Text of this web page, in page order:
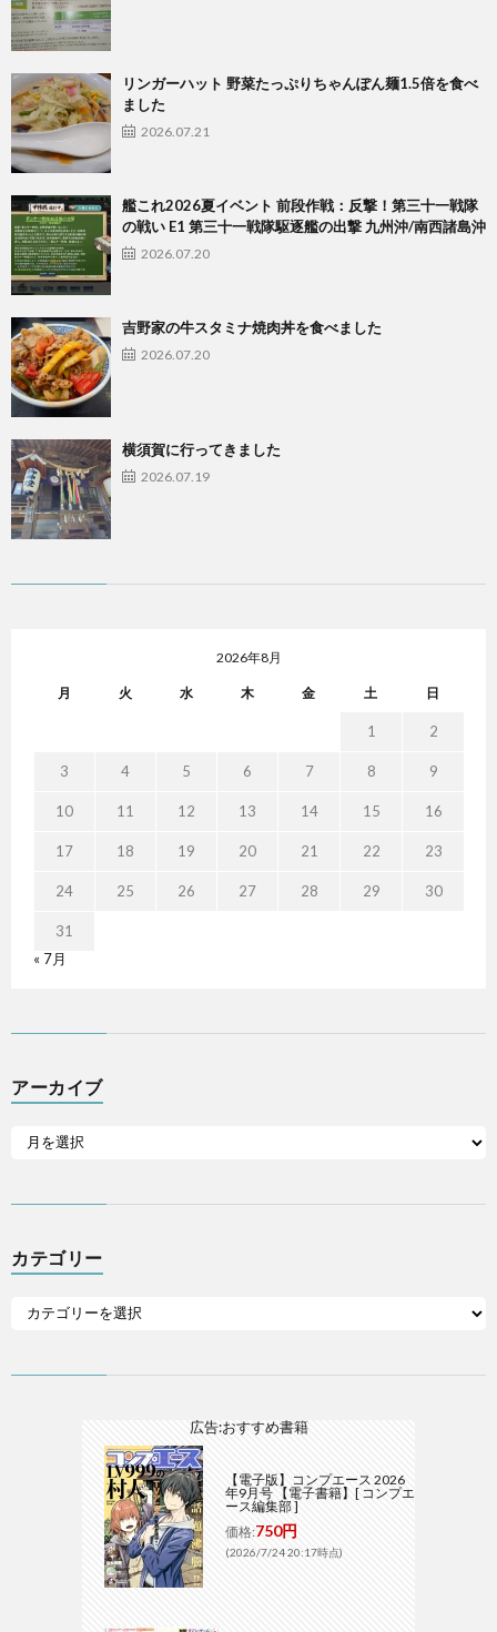
リンガーハット 野菜たっぷりちゃんぽん麺1.5倍を食べ
ました
2026.07.21
艦これ2026夏イベント 前段作戦：反撃！第三十一戦隊
の戦い E1 第三十一戦隊駆逐艦の出撃 九州沖/南西諸島沖
2026.07.20
吉野家の牛スタミナ焼肉丼を食べました
2026.07.20
横須賀に行ってきました
2026.07.19
2026年8月
月 火 水 木 金 土 日
1 2
3 4 5 6 7 8 9
10 11 12 13 14 15 16
17 18 19 20 21 22 23
24 25 26 27 28 29 30
31
« 7月
アーカイブ
カテゴリー
広告:おすすめ書籍
【電子版】コンプエース 2026
年9月号 【電子書籍】[ コンプエ
ース編集部 ]
価格:750円
(2026/7/24 20:17時点)